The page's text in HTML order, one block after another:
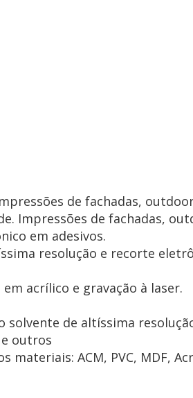
Impressões de fachadas,
resolução e recorte
acrílico e gravação à laser.
solvente de altíssima
materiais: ACM, PVC, MDF,